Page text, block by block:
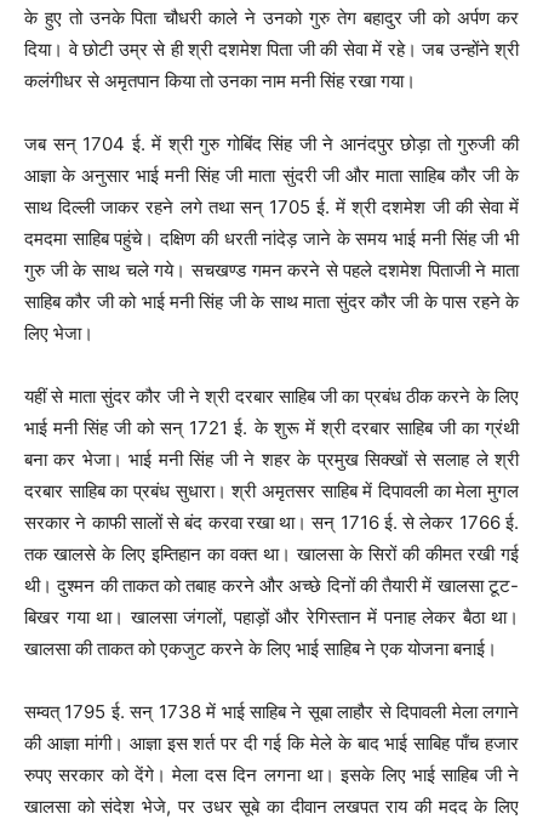
के हुए तो उनके पिता चौधरी काले ने उनको गुरु तेग बहादुर जी को अर्पण कर
दिया। वे छोटी उम्र से ही श्री दशमेश पिता जी की सेवा में रहे। जब उन्होंने श्री
कलंगीधर से अमृतपान किया तो उनका नाम मनी सिंह रखा गया।
जब सन् 1704 ई. में श्री गुरु गोबिंद सिंह जी ने आनंदपुर छोड़ा तो गुरुजी की
आज्ञा के अनुसार भाई मनी सिंह जी माता सुंदरी जी और माता साहिब कौर जी के
साथ दिल्ली जाकर रहने लगे तथा सन् 1705 ई. में श्री दशमेश जी की सेवा में
दमदमा साहिब पहुंचे। दक्षिण की धरती नांदेड़ जाने के समय भाई मनी सिंह जी भी
गुरु जी के साथ चले गये। सचखण्ड गमन करने से पहले दशमेश पिताजी ने माता
साहिब कौर जी को भाई मनी सिंह जी के साथ माता सुंदर कौर जी के पास रहने के
लिए भेजा।
यहीं से माता सुंदर कौर जी ने श्री दरबार साहिब जी का प्रबंध ठीक करने के लिए
भाई मनी सिंह जी को सन् 1721 ई. के शुरू में श्री दरबार साहिब जी का ग्रंथी
बना कर भेजा। भाई मनी सिंह जी ने शहर के प्रमुख सिक्खों से सलाह ले श्री
दरबार साहिब का प्रबंध सुधारा। श्री अमृतसर साहिब में दिपावली का मेला मुगल
सरकार ने काफी सालों से बंद करवा रखा था। सन् 1716 ई. से लेकर 1766 ई.
तक खालसे के लिए इम्तिहान का वक्त था। खालसा के सिरों की कीमत रखी गई
थी। दुश्मन की ताकत को तबाह करने और अच्छे दिनों की तैयारी में खालसा टूट-
बिखर गया था। खालसा जंगलों, पहाड़ों और रेगिस्तान में पनाह लेकर बैठा था।
खालसा की ताकत को एकजुट करने के लिए भाई साहिब ने एक योजना बनाई।
सम्वत् 1795 ई. सन् 1738 में भाई साहिब ने सूबा लाहौर से दिपावली मेला लगाने
की आज्ञा मांगी। आज्ञा इस शर्त पर दी गई कि मेले के बाद भाई साबिह पाँच हजार
रुपए सरकार को देंगे। मेला दस दिन लगना था। इसके लिए भाई साहिब जी ने
खालसा को संदेश भेजे, पर उधर सूबे का दीवान लखपत राय की मदद के लिए